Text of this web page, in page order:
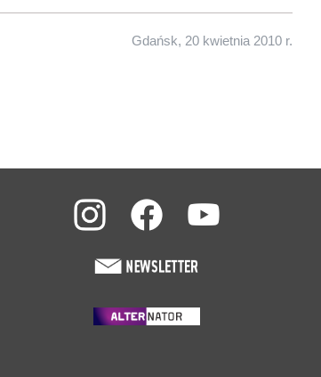
Gdańsk, 20 kwietnia 2010 r.